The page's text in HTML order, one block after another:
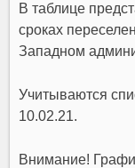
В таблице
сроках
Западном
Учитываются
10.02.21.
Внимание!